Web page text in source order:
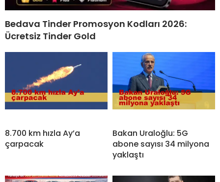
Bedava Tinder Promosyon Kodları 2026:
Ücretsiz Tinder Gold
8.700 km hızla Ay’a
çarpacak
Bakan Uraloğlu: 5G
abone sayısı 34 milyona
yaklaştı